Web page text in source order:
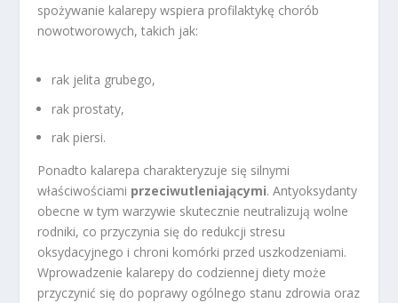
spożywanie kalarepy wspiera profilaktykę chorób
nowotworowych, takich jak:
rak jelita grubego,
rak prostaty,
rak piersi.
Ponadto kalarepa charakteryzuje się silnymi
właściwościami przeciwutleniającymi. Antyoksydanty
obecne w tym warzywie skutecznie neutralizują wolne
rodniki, co przyczynia się do redukcji stresu
oksydacyjnego i chroni komórki przed uszkodzeniami.
Wprowadzenie kalarepy do codziennej diety może
przyczynić się do poprawy ogólnego stanu zdrowia oraz